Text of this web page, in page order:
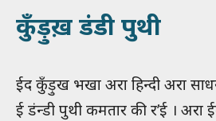
कुँड़ुख़ डंडी पुथी
ईद कुँड़ुख भखा अरा हिन्दी अरा
ई डंन्डी पुथी कमतार की र’ई । अरा